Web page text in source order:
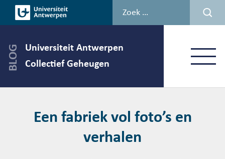
Spring
Universiteit Antwerpen
Collectief Geheugen
Menu
Een fabriek vol foto’s en
verhalen